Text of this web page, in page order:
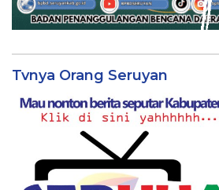
Tvnya Orang Seruyan